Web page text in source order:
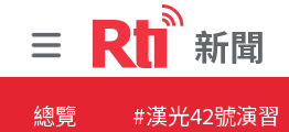
新聞
總覽 #漢光42號演習